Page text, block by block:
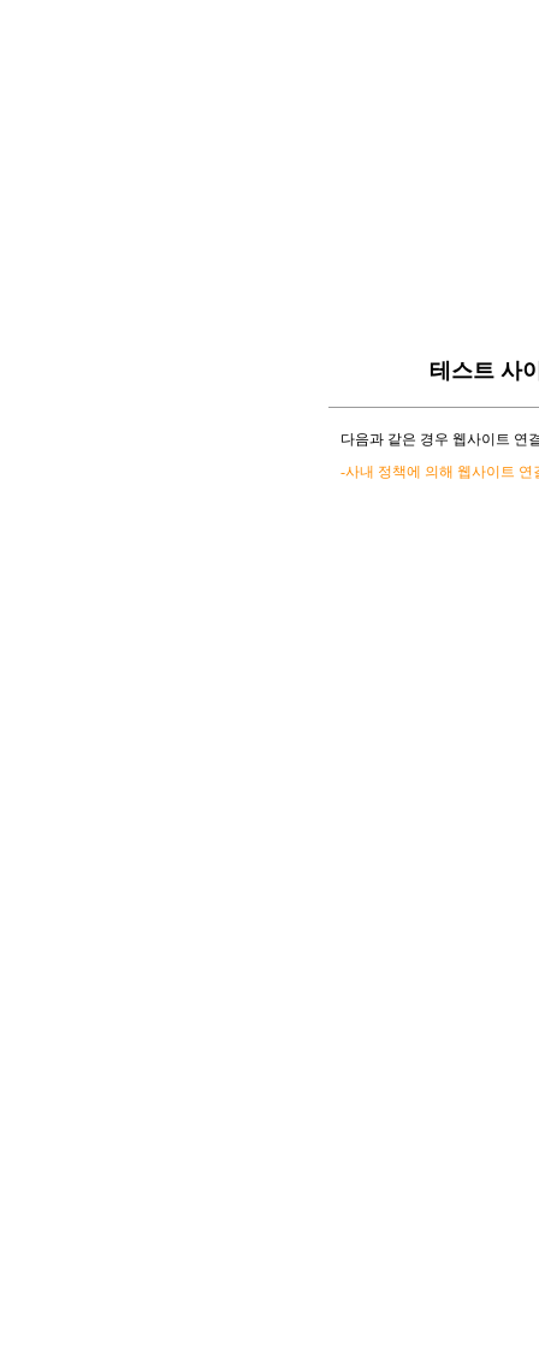
테스트 사
다음과 같은 경우 웹사이트 연
-사내 정책에 의해 웹사이트